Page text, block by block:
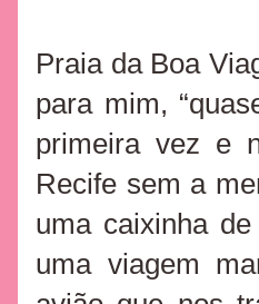
Praia da Boa
para mim,
primeira vez e
Recife sem a
uma caixinha
uma viagem